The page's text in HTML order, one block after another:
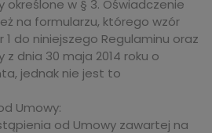
określone w § 3. Oświadczenie
na formularzu, którego wzór
1 do niniejszego Regulaminu oraz
z dnia 30 maja 2014 roku o
jednak nie jest to
Umowy:
od Umowy zawartej na